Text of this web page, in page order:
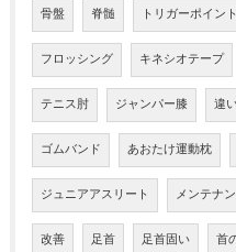
骨盤 脊髄 トリガーポイント
フロッシング キネシオテープ
テニス肘 ジャンパー膝 違
ゴムバンド あおたけ運動枕
ジュニアアスリート メンテナ
改善 足首 足首固い 首